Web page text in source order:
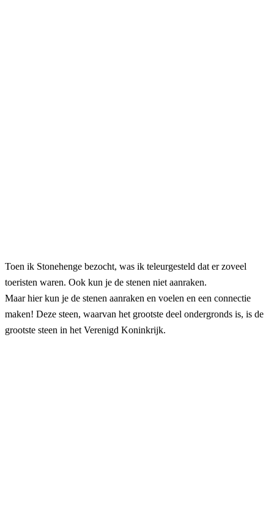
Toen ik Stonehenge bezocht, was ik teleurgesteld dat er zoveel
toeristen waren. Ook kun je de stenen niet aanraken.
Maar hier kun je de stenen aanraken en voelen en een connectie
maken! Deze steen, waarvan het grootste deel ondergronds is, is de
grootste steen in het Verenigd Koninkrijk.